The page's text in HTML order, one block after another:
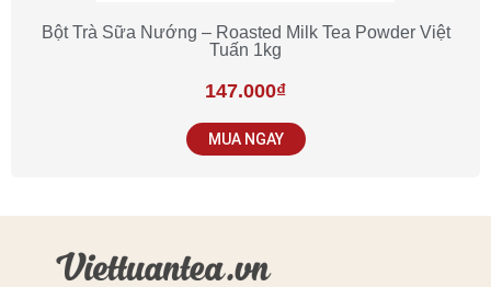
Bột Trà Sữa Nướng – Roasted Milk Tea Powder Việt
Tuấn 1kg
147.000₫
MUA NGAY